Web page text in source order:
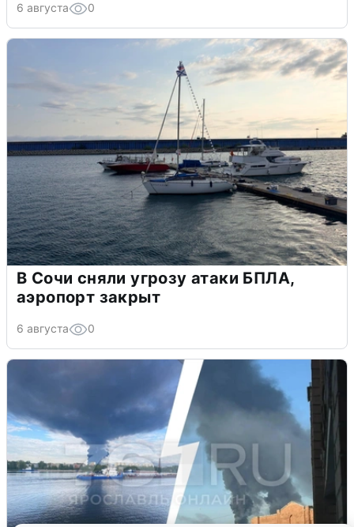
6 августа 0
В Сочи сняли угрозу атаки БПЛА,
аэропорт закрыт
6 августа 0